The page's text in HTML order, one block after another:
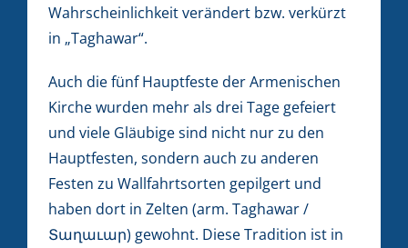
Wahrscheinlichkeit verändert bzw. verkürzt
in „Taghawar“.
Auch die fünf Hauptfeste der Armenischen
Kirche wurden mehr als drei Tage gefeiert
und viele Gläubige sind nicht nur zu den
Hauptfesten, sondern auch zu anderen
Festen zu Wallfahrtsorten gepilgert und
haben dort in Zelten (arm. Taghawar /
Տաղաւար) gewohnt. Diese Tradition ist in